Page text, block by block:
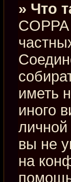
» Что
иметь
иного
вы не
на